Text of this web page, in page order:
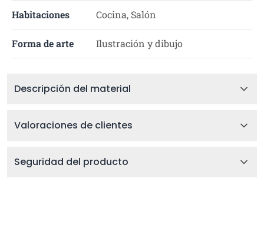
Habitaciones Cocina, Salón
Forma de arte Ilustración y dibujo
Descripción del material
Valoraciones de clientes
Seguridad del producto